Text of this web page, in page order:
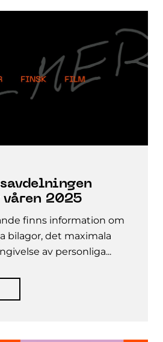
2025
finns information om
bilagor, det maximala
av personliga...